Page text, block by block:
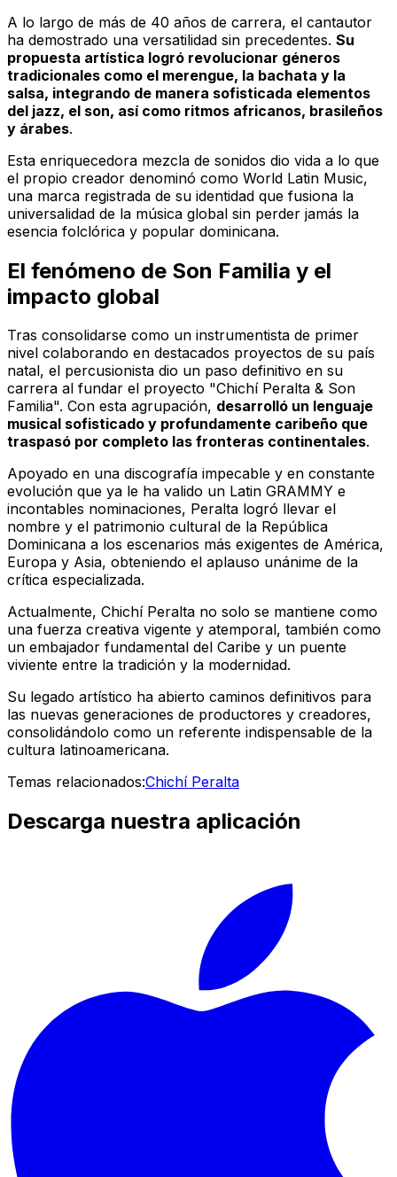
A lo largo de más de 40 años de carrera, el cantautor
ha demostrado una versatilidad sin precedentes. Su
propuesta artística logró revolucionar géneros
tradicionales como el merengue, la bachata y la
salsa, integrando de manera sofisticada elementos
del jazz, el son, así como ritmos africanos, brasileños
y árabes.
Esta enriquecedora mezcla de sonidos dio vida a lo que
el propio creador denominó como World Latin Music,
una marca registrada de su identidad que fusiona la
universalidad de la música global sin perder jamás la
esencia folclórica y popular dominicana.
El fenómeno de Son Familia y el
impacto global
Tras consolidarse como un instrumentista de primer
nivel colaborando en destacados proyectos de su país
natal, el percusionista dio un paso definitivo en su
carrera al fundar el proyecto "Chichí Peralta & Son
Familia". Con esta agrupación, desarrolló un lenguaje
musical sofisticado y profundamente caribeño que
traspasó por completo las fronteras continentales.
Apoyado en una discografía impecable y en constante
evolución que ya le ha valido un Latin GRAMMY e
incontables nominaciones, Peralta logró llevar el
nombre y el patrimonio cultural de la República
Dominicana a los escenarios más exigentes de América,
Europa y Asia, obteniendo el aplauso unánime de la
crítica especializada.
Actualmente, Chichí Peralta no solo se mantiene como
una fuerza creativa vigente y atemporal, también como
un embajador fundamental del Caribe y un puente
viviente entre la tradición y la modernidad.
Su legado artístico ha abierto caminos definitivos para
las nuevas generaciones de productores y creadores,
consolidándolo como un referente indispensable de la
cultura latinoamericana.
Temas relacionados:Chichí Peralta
Descarga nuestra aplicación